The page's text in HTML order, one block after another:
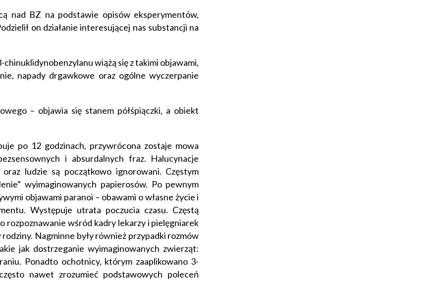
nad BZ na podstawie opisów eksperymentów,
on działanie interesującej nas substancji na
wiążą się z takimi objawami,
napady drgawkowe oraz ogólne wyczerpanie
– objawia się stanem półśpiączki, a obiekt
po 12 godzinach, przywrócona zostaje mowa
i absurdalnych fraz. Halucynacje
ludzie są początkowo ignorowani. Częstym
wyimaginowanych papierosów. Po pewnym
objawami paranoi – obawami o własne życie i
Występuje utrata poczucia czasu. Częstą
rozpoznawanie wśród kadry lekarzy i pielęgniarek
Nagminne były również przypadki rozmów
jak dostrzeganie wyimaginowanych zwierząt:
Ponadto ochotnicy, którym zaaplikowano 3-
nawet zrozumieć podstawowych poleceń